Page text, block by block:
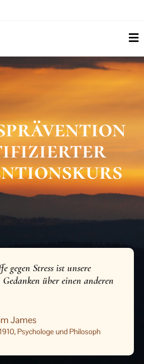
gegen Stress ist unsere
über einen anderen
James
Psychologe und Philosoph